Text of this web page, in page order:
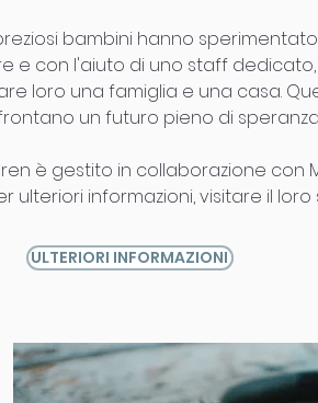
bambini hanno
e con l'aiuto di uno staff
loro una famiglia e una casa.
un futuro pieno di
è gestito in collaborazione con
ulteriori informazioni, visitare il loro
ULTERIORI INFORMAZIONI